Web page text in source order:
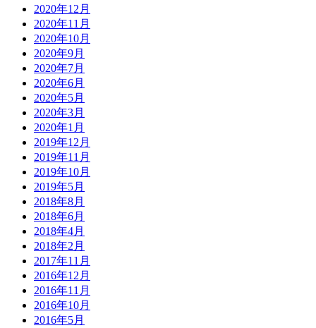
2020年12月
2020年11月
2020年10月
2020年9月
2020年7月
2020年6月
2020年5月
2020年3月
2020年1月
2019年12月
2019年11月
2019年10月
2019年5月
2018年8月
2018年6月
2018年4月
2018年2月
2017年11月
2016年12月
2016年11月
2016年10月
2016年5月